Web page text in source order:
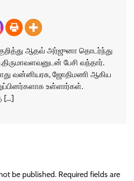
ஆதவ் அர்ஜுனா தொடர்ந்து
பேசி வந்தார்.
வன்னியரசு, ஜோதிமணி ஆகிய
உள்ளார்கள்.
[…]
be published. Required fields are